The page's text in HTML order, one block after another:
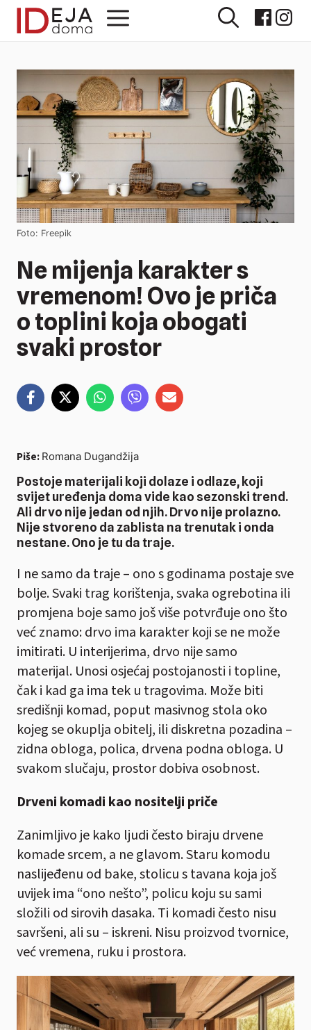
Preskoči
Foto: Freepik
Ne mijenja karakter s
vremenom! Ovo je priča
o toplini koja obogati
svaki prostor
Piše: Romana Dugandžija
Postoje materijali koji dolaze i odlaze, koji
svijet uređenja doma vide kao sezonski trend.
Ali drvo nije jedan od njih. Drvo nije prolazno.
Nije stvoreno da zablista na trenutak i onda
nestane. Ono je tu da traje.
I ne samo da traje – ono s godinama postaje sve
bolje. Svaki trag korištenja, svaka ogrebotina ili
promjena boje samo još više potvrđuje ono što
već znamo: drvo ima karakter koji se ne može
imitirati. U interijerima, drvo nije samo
materijal. Unosi osjećaj postojanosti i topline,
čak i kad ga ima tek u tragovima. Može biti
središnji komad, poput masivnog stola oko
kojeg se okuplja obitelj, ili diskretna pozadina –
zidna obloga, polica, drvena podna obloga. U
svakom slučaju, prostor dobiva osobnost.
Drveni komadi kao nositelji priče
Zanimljivo je kako ljudi često biraju drvene
komade srcem, a ne glavom. Staru komodu
naslijeđenu od bake, stolicu s tavana koja još
uvijek ima “ono nešto”, policu koju su sami
složili od sirovih dasaka. Ti komadi često nisu
savršeni, ali su – iskreni. Nisu proizvod tvornice,
već vremena, ruku i prostora.